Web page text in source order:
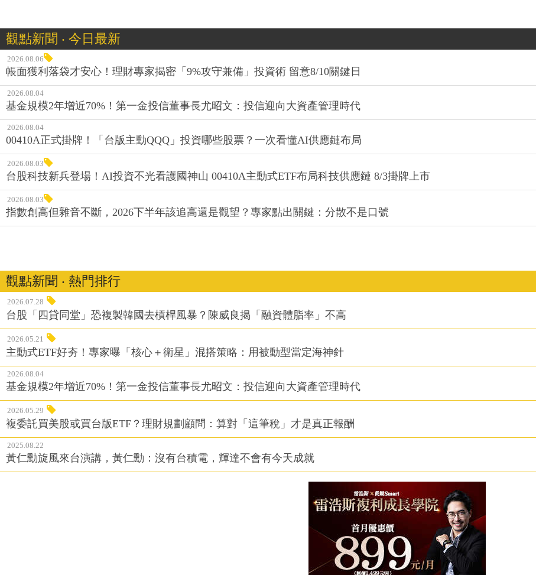
觀點新聞 ‧ 今日最新
2026.08.06
帳面獲利落袋才安心！理財專家揭密「9%攻守兼備」投資術 留意8/10關鍵日
2026.08.04
基金規模2年增近70%！第一金投信董事長尤昭文：投信迎向大資產管理時代
2026.08.04
00410A正式掛牌！「台版主動QQQ」投資哪些股票？一次看懂AI供應鏈布局
2026.08.03
台股科技新兵登場！AI投資不光看護國神山 00410A主動式ETF布局科技供應鏈 8/3掛牌上市
2026.08.03
指數創高但雜音不斷，2026下半年該追高還是觀望？專家點出關鍵：分散不是口號
觀點新聞 ‧ 熱門排行
2026.07.28
台股「四貸同堂」恐複製韓國去槓桿風暴？陳威良揭「融資體脂率」不高
2026.05.21
主動式ETF好夯！專家曝「核心＋衛星」混搭策略：用被動型當定海神針
2026.08.04
基金規模2年增近70%！第一金投信董事長尤昭文：投信迎向大資產管理時代
2026.05.29
複委託買美股或買台版ETF？理財規劃顧問：算對「這筆稅」才是真正報酬
2025.08.22
黃仁勳旋風來台演講，黃仁勳：沒有台積電，輝達不會有今天成就